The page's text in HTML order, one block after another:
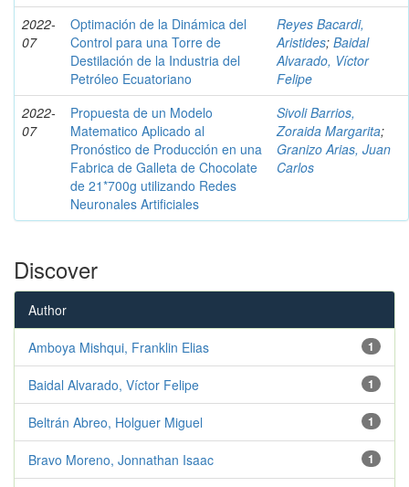
2022-
07
Optimación de la Dinámica del
Control para una Torre de
Destilación de la Industria del
Petróleo Ecuatoriano
Reyes Bacardi,
Aristides; Baidal
Alvarado, Víctor
Felipe
2022-
07
Propuesta de un Modelo
Matematico Aplicado al
Pronóstico de Producción en una
Fabrica de Galleta de Chocolate
de 21*700g utilizando Redes
Neuronales Artificiales
Sivoli Barrios,
Zoraida Margarita;
Granizo Arias, Juan
Carlos
Discover
Author
1
Amboya Mishqui, Franklin Elias
1
Baidal Alvarado, Víctor Felipe
1
Beltrán Abreo, Holguer Miguel
1
Bravo Moreno, Jonnathan Isaac